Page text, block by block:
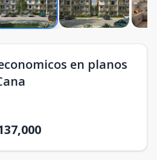
en planos